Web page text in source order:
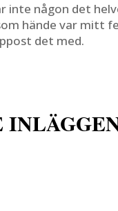
inte någon det
hände var mitt
det med.